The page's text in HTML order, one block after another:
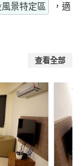
景特定區
，適
查看全部